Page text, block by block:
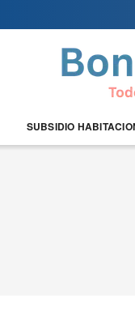
SUBSIDIO